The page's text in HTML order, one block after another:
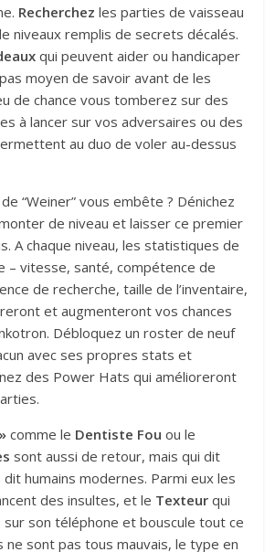
Recherchez les parties de vaisseau
niveaux remplis de secrets décalés.
qui peuvent aider ou handicaper
moyen de savoir avant de les
de chance vous tomberez sur des
à lancer sur vos adversaires ou des
au duo de voler au-dessus
“Weiner” vous embête ? Dénichez
de niveau et laisser ce premier
A chaque niveau, les statistiques de
– vitesse, santé, compétence de
de recherche, taille de l’inventaire,
et augmenteront vos chances
Débloquez un roster de neuf
avec ses propres stats et
des Power Hats qui amélioreront
comme le Dentiste Fou ou le
sont aussi de retour, mais qui dit
humains modernes. Parmi eux les
des insultes, et le Texteur qui
son téléphone et bouscule tout ce
ne sont pas tous mauvais, le type en